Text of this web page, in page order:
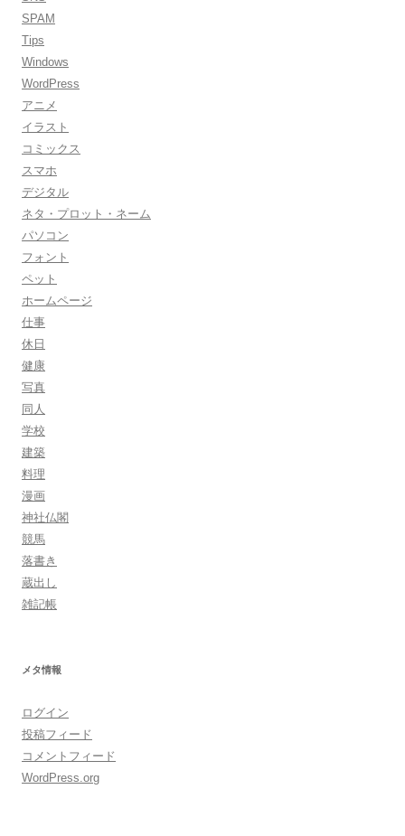
SPAM
Tips
Windows
WordPress
アニメ
イラスト
コミックス
スマホ
デジタル
ネタ・プロット・ネーム
パソコン
フォント
ペット
ホームページ
仕事
休日
健康
写真
同人
学校
建築
料理
漫画
神社仏閣
競馬
落書き
蔵出し
雑記帳
メタ情報
ログイン
投稿フィード
コメントフィード
WordPress.org